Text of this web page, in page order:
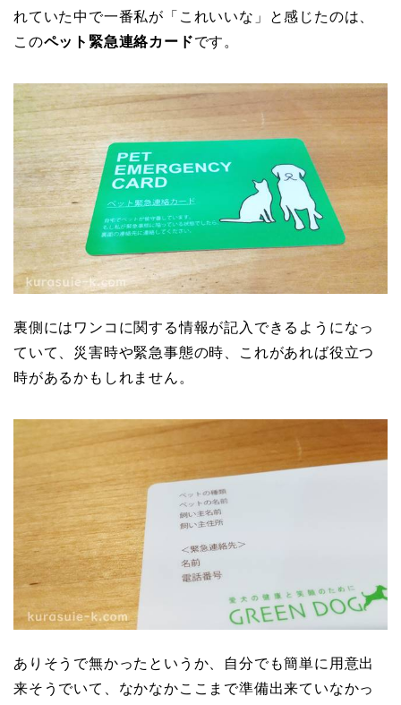
れていた中で一番私が「これいいな」と感じたのは、
このペット緊急連絡カードです。
裏側にはワンコに関する情報が記入できるようになっ
ていて、災害時や緊急事態の時、これがあれば役立つ
時があるかもしれません。
ありそうで無かったというか、自分でも簡単に用意出
来そうでいて、なかなかここまで準備出来ていなかっ